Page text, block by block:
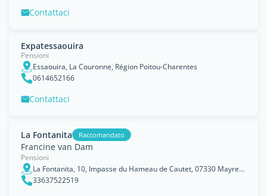
Contattaci
Expatessaouira
Pensioni
Essaouira, La Couronne, Région Poitou-Charentes
0614652166
Contattaci
La Fontanita Raccomandato
Francine van Dam
Pensioni
La Fontanita, 10, Impasse du Hameau de Cautet, 07330 Mayres, Ardèche, France, Rhône-Alpes Region
33637522519